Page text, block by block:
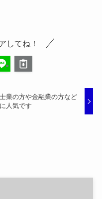
してね！
士業の方や金融業の方など
に人気です